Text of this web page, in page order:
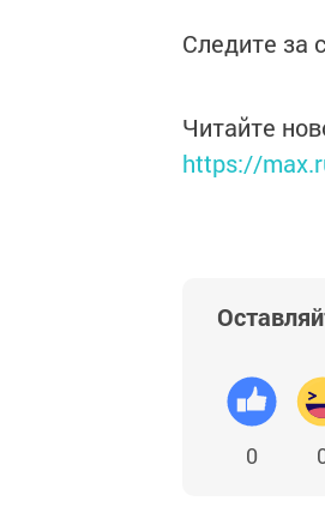
Следите
Читайте
https://
0